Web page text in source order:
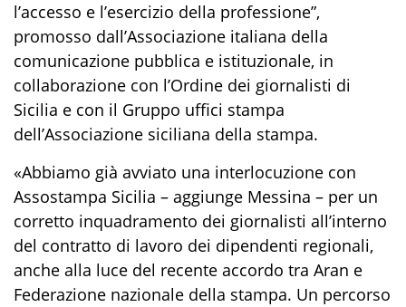
l’accesso e l’esercizio della professione”,
promosso dall’Associazione italiana della
comunicazione pubblica e istituzionale, in
collaborazione con l’Ordine dei giornalisti di
Sicilia e con il Gruppo uffici stampa
dell’Associazione siciliana della stampa.
«Abbiamo già avviato una interlocuzione con
Assostampa Sicilia – aggiunge Messina – per un
corretto inquadramento dei giornalisti all’interno
del contratto di lavoro dei dipendenti regionali,
anche alla luce del recente accordo tra Aran e
Federazione nazionale della stampa. Un percorso